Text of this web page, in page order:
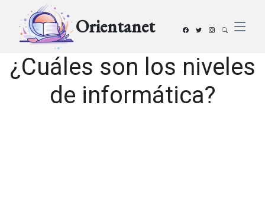
Orientanet
¿Cuáles son los niveles
de informática?